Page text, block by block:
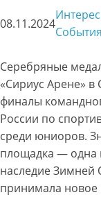
08.11.2024
События
Серебряные
«Сириус Арене»
финалы
России по
среди юниоров.
площадка — одна
наследие
принимала новое